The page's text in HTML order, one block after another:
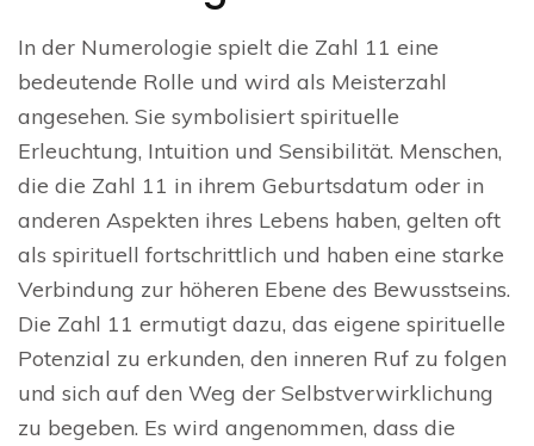
In der Numerologie spielt die Zahl 11 eine
bedeutende Rolle und wird als Meisterzahl
angesehen. Sie symbolisiert spirituelle
Erleuchtung, Intuition und Sensibilität. Menschen,
die die Zahl 11 in ihrem Geburtsdatum oder in
anderen Aspekten ihres Lebens haben, gelten oft
als spirituell fortschrittlich und haben eine starke
Verbindung zur höheren Ebene des Bewusstseins.
Die Zahl 11 ermutigt dazu, das eigene spirituelle
Potenzial zu erkunden, den inneren Ruf zu folgen
und sich auf den Weg der Selbstverwirklichung
zu begeben. Es wird angenommen, dass die